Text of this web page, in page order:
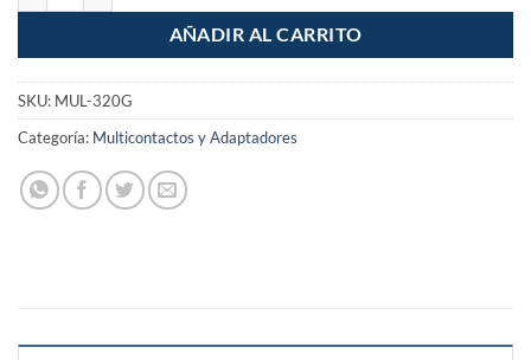
AÑADIR AL CARRITO
SKU: MUL-320G
Categoría: Multicontactos y Adaptadores